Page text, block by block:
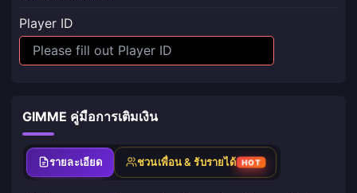
Player ID
GIMME คู่มือการเติมเงิน
รายละเอียด ชวนเพื่อน & รับรายได้ HOT